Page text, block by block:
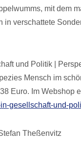
mit dem
in verschattete
und Politik |
Mensch im
Euro. Im Webshop
gesellschaft-und-
Theßenvitz